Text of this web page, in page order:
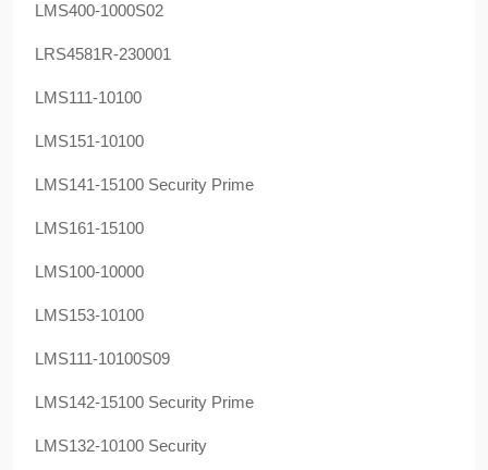
LMS400-1000S02
LRS4581R-230001
LMS111-10100
LMS151-10100
LMS141-15100 Security Prime
LMS161-15100
LMS100-10000
LMS153-10100
LMS111-10100S09
LMS142-15100 Security Prime
LMS132-10100 Security